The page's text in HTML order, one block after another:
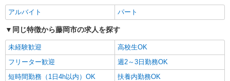
アルバイト パート
同じ特徴から藤岡市の求人を探す
未経験歓迎
高校生OK
フリーター歓迎
週2～3日勤務OK
短時間勤務（1日4h以内）OK
扶養内勤務OK